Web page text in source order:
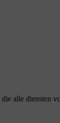
alle